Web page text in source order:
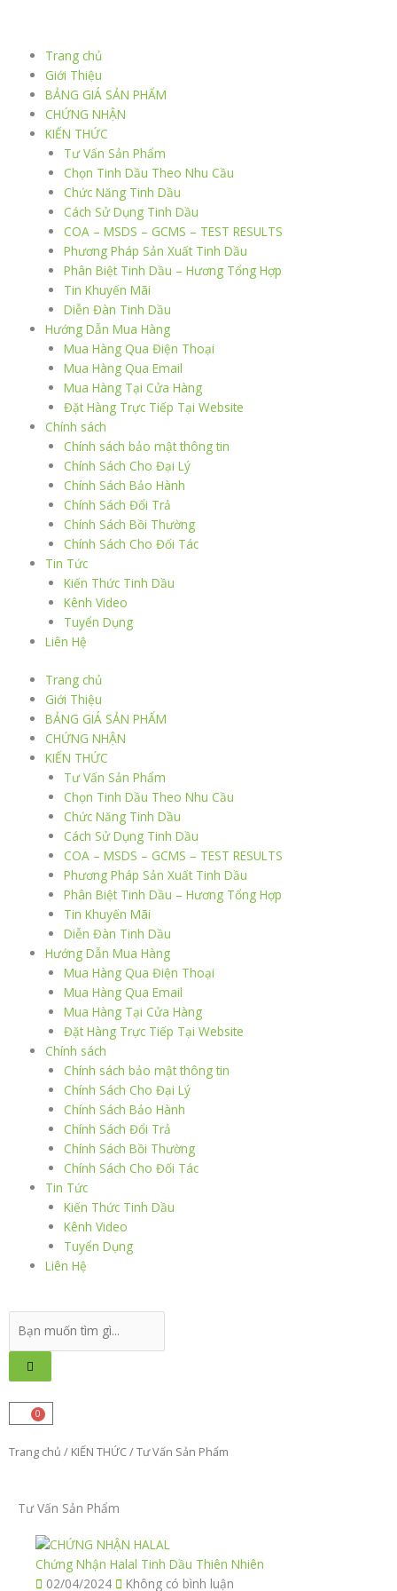
Trang chủ
Giới Thiệu
BẢNG GIÁ SẢN PHẨM
CHỨNG NHẬN
KIẾN THỨC
Tư Vấn Sản Phẩm
Chọn Tinh Dầu Theo Nhu Cầu
Chức Năng Tinh Dầu
Cách Sử Dụng Tinh Dầu
COA – MSDS – GCMS – TEST RESULTS
Phương Pháp Sản Xuất Tinh Dầu
Phân Biệt Tinh Dầu – Hương Tổng Hợp
Tin Khuyến Mãi
Diễn Đàn Tinh Dầu
Hướng Dẫn Mua Hàng
Mua Hàng Qua Điện Thoại
Mua Hàng Qua Email
Mua Hàng Tại Cửa Hàng
Đặt Hàng Trực Tiếp Tại Website
Chính sách
Chính sách bảo mật thông tin
Chính Sách Cho Đại Lý
Chính Sách Bảo Hành
Chính Sách Đổi Trả
Chính Sách Bồi Thường
Chính Sách Cho Đối Tác
Tin Tức
Kiến Thức Tinh Dầu
Kênh Video
Tuyển Dụng
Liên Hệ
Trang chủ
Giới Thiệu
BẢNG GIÁ SẢN PHẨM
CHỨNG NHẬN
KIẾN THỨC
Tư Vấn Sản Phẩm
Chọn Tinh Dầu Theo Nhu Cầu
Chức Năng Tinh Dầu
Cách Sử Dụng Tinh Dầu
COA – MSDS – GCMS – TEST RESULTS
Phương Pháp Sản Xuất Tinh Dầu
Phân Biệt Tinh Dầu – Hương Tổng Hợp
Tin Khuyến Mãi
Diễn Đàn Tinh Dầu
Hướng Dẫn Mua Hàng
Mua Hàng Qua Điện Thoại
Mua Hàng Qua Email
Mua Hàng Tại Cửa Hàng
Đặt Hàng Trực Tiếp Tại Website
Chính sách
Chính sách bảo mật thông tin
Chính Sách Cho Đại Lý
Chính Sách Bảo Hành
Chính Sách Đổi Trả
Chính Sách Bồi Thường
Chính Sách Cho Đối Tác
Tin Tức
Kiến Thức Tinh Dầu
Kênh Video
Tuyển Dụng
Liên Hệ
0
Cart
Trang chủ / KIẾN THỨC/ Tư Vấn Sản Phẩm
Tư Vấn Sản Phẩm
Chứng Nhận Halal Tinh Dầu Thiên Nhiên
02/04/2024
Không có bình luận
TrangTrang
Trang
Trang
Trang
Trang
Trang
Trang
Trang
Trang